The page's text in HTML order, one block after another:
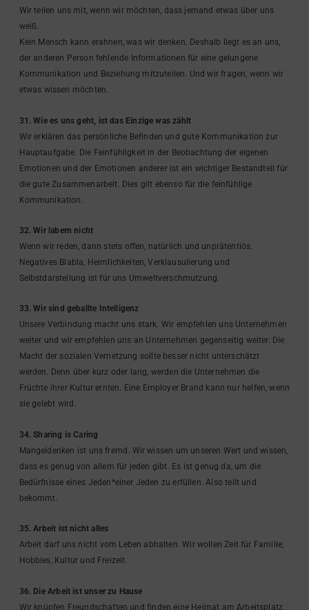
Wir teilen uns mit, wenn wir möchten, dass jemand etwas über uns
weiß.
Kein Mensch kann erahnen, was wir denken. Deshalb liegt es an uns,
der anderen Person fehlende Informationen für eine gelungene
Kommunikation und Beziehung mitzuteilen. Und wir fragen, wenn wir
etwas wissen möchten.
31. Wie es uns geht, ist das Einzige was zählt
Wir erklären das persönliche Befinden und gute Kommunikation zur
Hauptaufgabe. Die Feinfühligkeit in der Beobachtung der eigenen
Emotionen und der Emotionen anderer ist ein wichtiger Bestandteil für
die gute Zusammenarbeit. Dies gilt ebenso für die feinfühlige
Kommunikation.
32. Wir labern nicht
Wenn wir reden, dann stets offen, natürlich und unprätentiös.
Negatives Blabla, Heimlichkeiten, Verklausulierung und
Selbstdarstellung ist für uns Umweltverschmutzung.
33. Wir sind geballte Intelligenz
Unsere Verbindung macht uns stark. Wir empfehlen uns Unternehmen
weiter und wir empfehlen uns an Unternehmen gegenseitig weiter. Die
Macht der sozialen Vernetzung sollte besser nicht unterschätzt
werden. Denn über kurz oder lang, werden die Unternehmen die
Früchte ihrer Kultur ernten. Eine Employer Brand kann nur helfen, wenn
sie gelebt wird.
34. Sharing is Caring
Mangeldenken ist uns fremd. Wir wissen um unseren Wert und wissen,
dass es genug von allem für jeden gibt. Es ist genug da, um die
Bedürfnisse eines Jeden*einer Jeden zu erfüllen. Also teilt und
bekommt.
35. Arbeit ist nicht alles
Arbeit darf uns nicht vom Leben abhalten. Wir wollen Zeit für Familie,
Hobbies, Kultur und Freizeit.
36. Die Arbeit ist unser zu Hause
Wir knüpfen Freundschaften und finden eine Heimat am Arbeitsplatz.